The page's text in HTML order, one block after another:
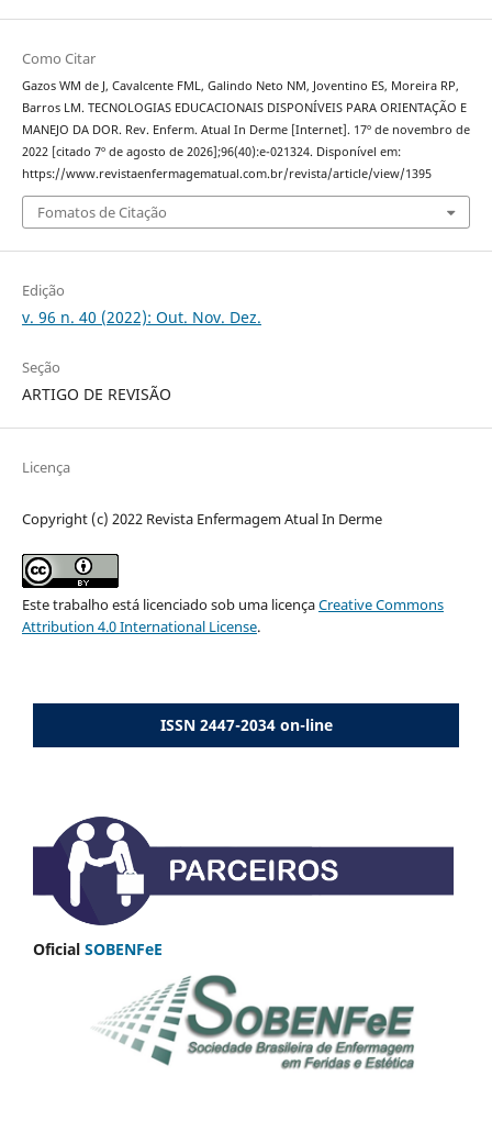
Como Citar
Gazos WM de J, Cavalcente FML, Galindo Neto NM, Joventino ES, Moreira RP,
Barros LM. TECNOLOGIAS EDUCACIONAIS DISPONÍVEIS PARA ORIENTAÇÃO E
MANEJO DA DOR. Rev. Enferm. Atual In Derme [Internet]. 17º de novembro de
2022 [citado 7º de agosto de 2026];96(40):e-021324. Disponível em:
https://www.revistaenfermagematual.com.br/revista/article/view/1395
Fomatos de Citação
Edição
v. 96 n. 40 (2022): Out. Nov. Dez.
Seção
ARTIGO DE REVISÃO
Licença
Copyright (c) 2022 Revista Enfermagem Atual In Derme
Este trabalho está licenciado sob uma licençaCreative Commons
Attribution 4.0 International License.
ISSN 2447-2034 on-line
Oficial SOBENFeE